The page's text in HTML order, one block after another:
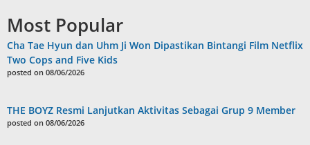
Most Popular
Cha Tae Hyun dan Uhm Ji Won Dipastikan Bintangi Film Netflix
Two Cops and Five Kids
posted on 08/06/2026
THE BOYZ Resmi Lanjutkan Aktivitas Sebagai Grup 9 Member
posted on 08/06/2026